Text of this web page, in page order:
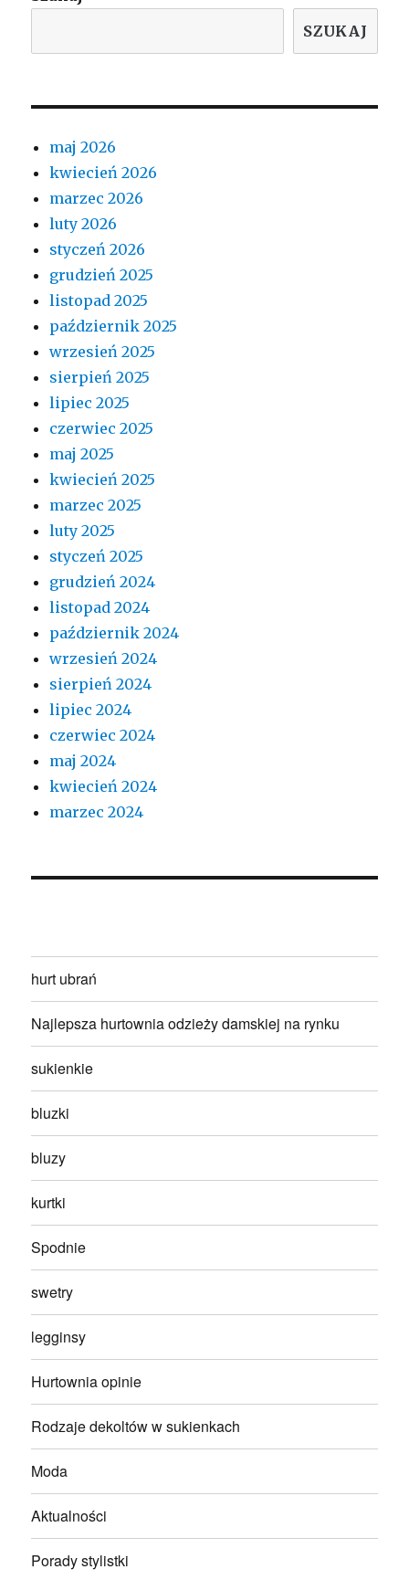
SZUKAJ
maj 2026
kwiecień 2026
marzec 2026
luty 2026
styczeń 2026
grudzień 2025
listopad 2025
październik 2025
wrzesień 2025
sierpień 2025
lipiec 2025
czerwiec 2025
maj 2025
kwiecień 2025
marzec 2025
luty 2025
styczeń 2025
grudzień 2024
listopad 2024
październik 2024
wrzesień 2024
sierpień 2024
lipiec 2024
czerwiec 2024
maj 2024
kwiecień 2024
marzec 2024
hurt ubrań
Najlepsza hurtownia odzieży damskiej na rynku
sukienkie
bluzki
bluzy
kurtki
Spodnie
swetry
legginsy
Hurtownia opinie
Rodzaje dekoltów w sukienkach
Moda
Aktualności
Porady stylistki